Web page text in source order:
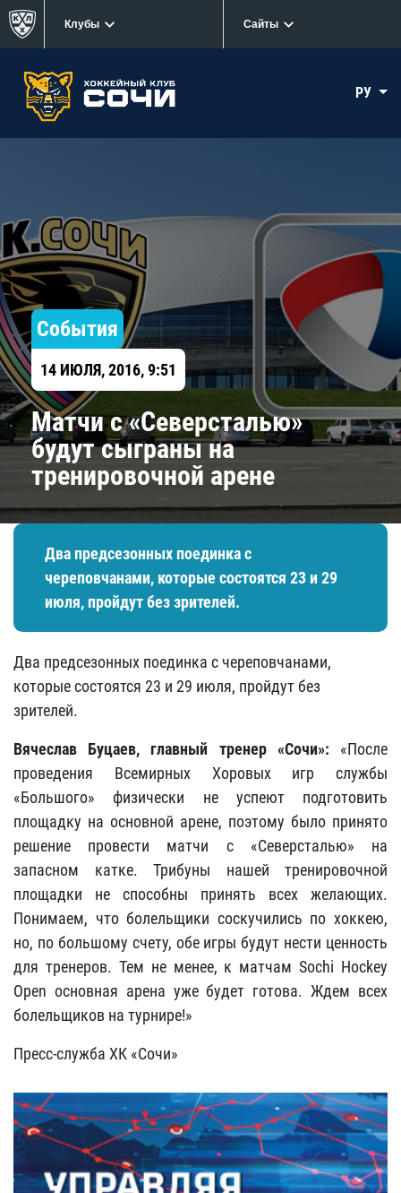
Клубы Сайты
РУ
События
14 ИЮЛЯ, 2016, 9:51
Матчи с «Северсталью»
будут сыграны на
тренировочной арене
Два предсезонных поединка с
череповчанами, которые состоятся 23 и 29
июля, пройдут без зрителей.
Два предсезонных поединка с череповчанами,
которые состоятся 23 и 29 июля, пройдут без
зрителей.
Вячеслав Буцаев, главный тренер «Сочи»: «После
проведения Всемирных Хоровых игр службы
«Большого» физически не успеют подготовить
площадку на основной арене, поэтому было принято
решение провести матчи с «Северсталью» на
запасном катке. Трибуны нашей тренировочной
площадки не способны принять всех желающих.
Понимаем, что болельщики соскучились по хоккею,
но, по большому счету, обе игры будут нести ценность
для тренеров. Тем не менее, к матчам Sochi Hockey
Open основная арена уже будет готова. Ждем всех
болельщиков на турнире!»
Пресс-служба ХК «Сочи»